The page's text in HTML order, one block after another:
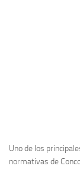
Uno de los
normativas de